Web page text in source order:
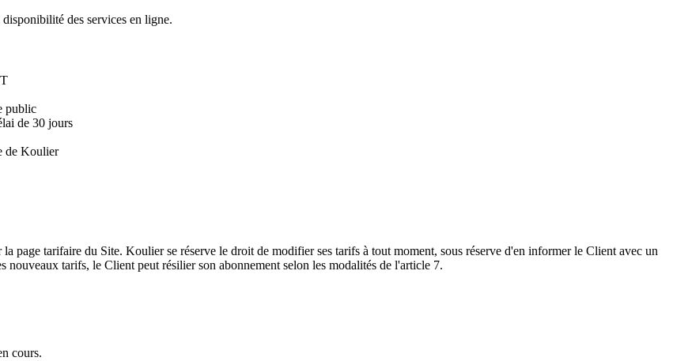
des services en ligne.
public
de 30 jours
de Koulier
page tarifaire du Site. Koulier se réserve le droit de modifier ses tarifs à tout moment, sous réserve d'en informer le Client avec un
tarifs, le Client peut résilier son abonnement selon les modalités de l'article 7.
cours.